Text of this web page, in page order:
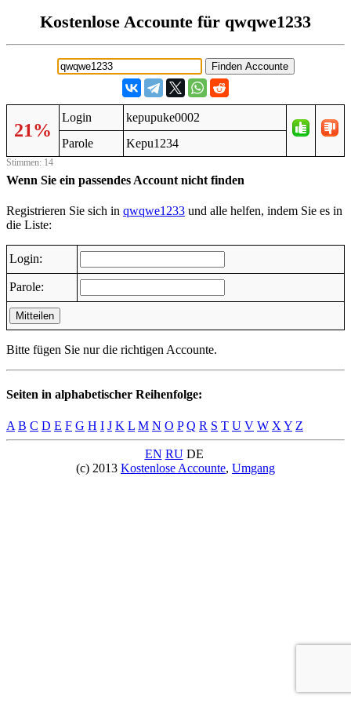
Kostenlose Accounte für qwqwe1233
21%
Login
kepupuke0002
Parole
Kepu1234
Stimmen: 14
Wenn Sie ein passendes Account nicht finden
Registrieren Sie sich in qwqwe1233 und alle helfen, indem Sie es in
die Liste:
Login:
Parole:
Mitteilen
Bitte fügen Sie nur die richtigen Accounte.
Seiten in alphabetischer Reihenfolge:
A B C D E F G H I J K L M N O P Q R S T U V W X Y Z
EN RUDE
(c) 2013 Kostenlose Accounte, Umgang